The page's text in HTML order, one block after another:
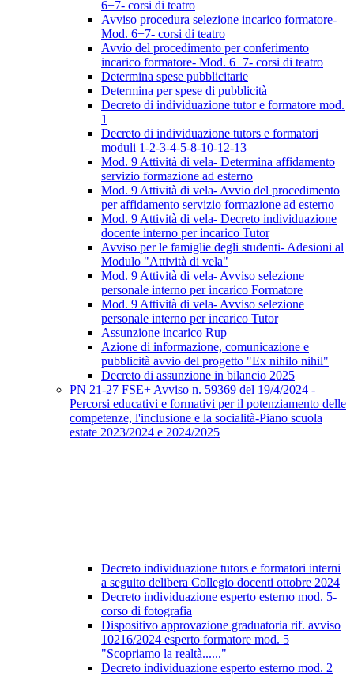
6+7- corsi di teatro
Avviso procedura selezione incarico formatore-
Mod. 6+7- corsi di teatro
Avvio del procedimento per conferimento
incarico formatore- Mod. 6+7- corsi di teatro
Determina spese pubblicitarie
Determina per spese di pubblicità
Decreto di individuazione tutor e formatore mod.
1
Decreto di individuazione tutors e formatori
moduli 1-2-3-4-5-8-10-12-13
Mod. 9 Attività di vela- Determina affidamento
servizio formazione ad esterno
Mod. 9 Attività di vela- Avvio del procedimento
per affidamento servizio formazione ad esterno
Mod. 9 Attività di vela- Decreto individuazione
docente interno per incarico Tutor
Avviso per le famiglie degli studenti- Adesioni al
Modulo "Attività di vela"
Mod. 9 Attività di vela- Avviso selezione
personale interno per incarico Formatore
Mod. 9 Attività di vela- Avviso selezione
personale interno per incarico Tutor
Assunzione incarico Rup
Azione di informazione, comunicazione e
pubblicità avvio del progetto "Ex nihilo nihil"
Decreto di assunzione in bilancio 2025
PN 21-27 FSE+ Avviso n. 59369 del 19/4/2024 -
Percorsi educativi e formativi per il potenziamento delle
competenze, l'inclusione e la socialità-Piano scuola
estate 2023/2024 e 2024/2025
Decreto individuazione tutors e formatori interni
a seguito delibera Collegio docenti ottobre 2024
Decreto individuazione esperto esterno mod. 5-
corso di fotografia
Dispositivo approvazione graduatoria rif. avviso
10216/2024 esperto formatore mod. 5
"Scopriamo la realtà......"
Decreto individuazione esperto esterno mod. 2